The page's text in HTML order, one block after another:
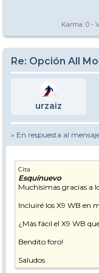
Karma: 0 -
Re: Opción All
urzaiz
» En respuesta al
Cita
Esquínuevo
Muchísimas gracias a
Incluiré los X9 WB en
¿Más fácil el X9 WB
Bendito foro!
Saludos